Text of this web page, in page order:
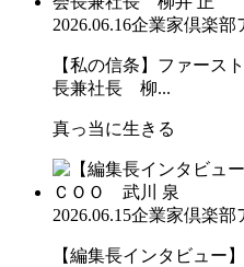
2026.06.16企業家倶楽部
【私の信条】ファー
長兼社長 柳...
真っ当に生きる
2026.06.15企業家倶楽部
【編集長インタビュー